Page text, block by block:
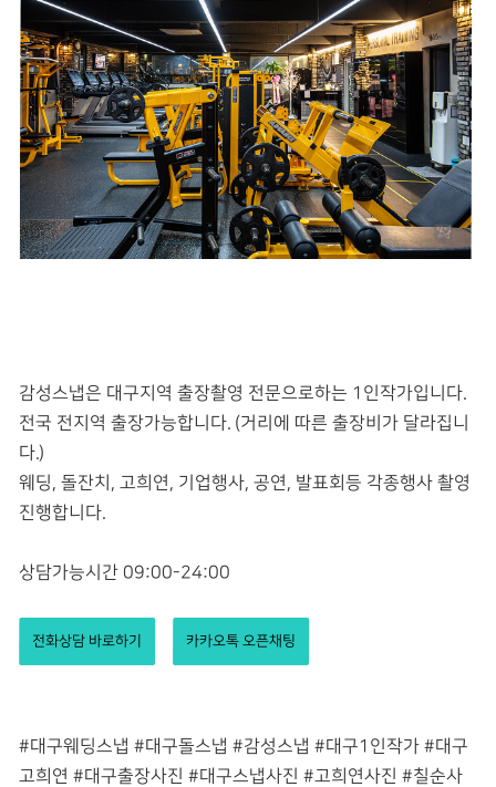
감성스냅은 대구지역 출장촬영 전문으로하는 1인작가입니다.
전국 전지역 출장가능합니다. (거리에 따른 출장비가 달라집니
다.)
웨딩, 돌잔치, 고희연, 기업행사, 공연, 발표회등 각종행사 촬영
진행합니다.
상담가능시간 09:00-24:00
전화상담 바로하기 카카오톡 오픈채팅
#대구웨딩스냅 #대구돌스냅 #감성스냅 #대구1인작가 #대구
고희연 #대구출장사진 #대구스냅사진 #고희연사진 #칠순사